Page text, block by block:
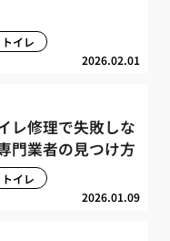
2026.02.01
トイレ
レ修理で失敗しな
門業者の見つけ方
2026.01.09
トイレ